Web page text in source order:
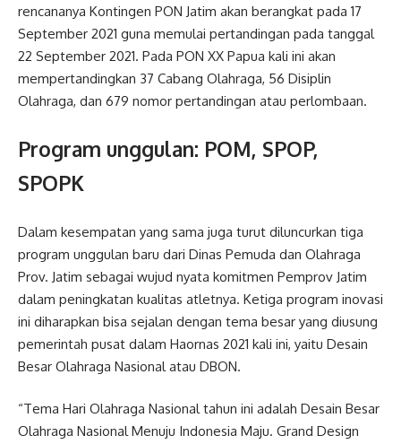
rencananya Kontingen PON Jatim akan berangkat pada 17
September 2021 guna memulai pertandingan pada tanggal
22 September 2021. Pada PON XX Papua kali ini akan
mempertandingkan 37 Cabang Olahraga, 56 Disiplin
Olahraga, dan 679 nomor pertandingan atau perlombaan.
Program unggulan: POM, SPOP,
SPOPK
Dalam kesempatan yang sama juga turut diluncurkan tiga
program unggulan baru dari Dinas Pemuda dan Olahraga
Prov. Jatim sebagai wujud nyata komitmen Pemprov Jatim
dalam peningkatan kualitas atletnya. Ketiga program inovasi
ini diharapkan bisa sejalan dengan tema besar yang diusung
pemerintah pusat dalam Haornas 2021 kali ini, yaitu Desain
Besar Olahraga Nasional atau DBON.
“Tema Hari Olahraga Nasional tahun ini adalah Desain Besar
Olahraga Nasional Menuju Indonesia Maju. Grand Design